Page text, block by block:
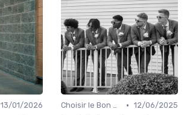
13/01/2026
Choisir le Bon Costume • 12/06/2025